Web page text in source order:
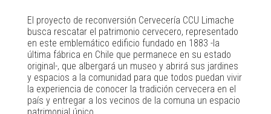
El proyecto de reconversión Cervecería CCU Limache
busca rescatar el patrimonio cervecero, representado
en este emblemático edificio fundado en 1883 -la
última fábrica en Chile que permanece en su estado
original-, que albergará un museo y abrirá sus jardines
y espacios a la comunidad para que todos puedan vivir
la experiencia de conocer la tradición cervecera en el
país y entregar a los vecinos de la comuna un espacio